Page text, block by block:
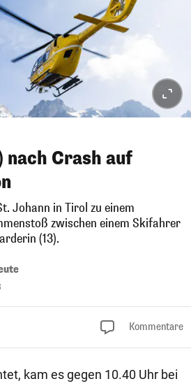
Crash auf
Johann in Tirol zu einem
zwischen einem Skifahrer
(13).
Kommentare
kam es gegen 10.40 Uhr bei